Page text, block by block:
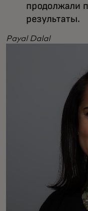
продолжали
результаты.
Payal Dalal